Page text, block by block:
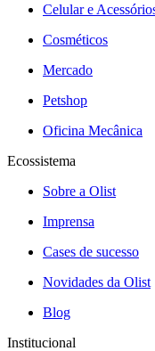
Celular e
Cosméticos
Mercado
Petshop
Oficina Mecânica
Ecossistema
Sobre a Olist
Imprensa
Cases de sucesso
Novidades da Olist
Blog
Institucional